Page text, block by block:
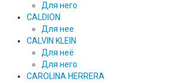
Для него
CALDION
Для нее
CALVIN KLEIN
Для неё
Для него
CAROLINA HERRERA